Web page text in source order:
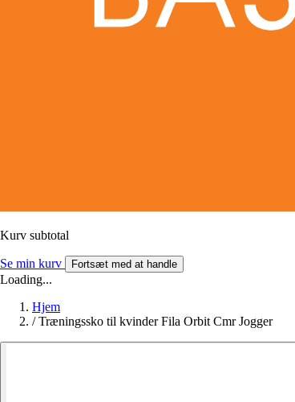
Kurv subtotal
Se min kurv Fortsæt med at handle
Loading...
Hjem
/ Træningssko til kvinder Fila Orbit Cmr Jogger